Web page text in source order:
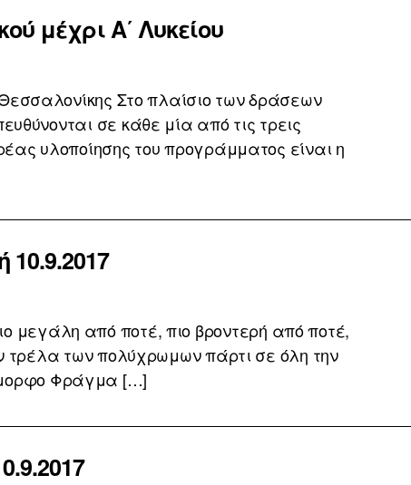
μέχρι Α΄ Λυκείου
Στο πλαίσιο των δράσεων
σε κάθε μία από τις τρεις
υλοποίησης του προγράμματος είναι η
μεγάλη από ποτέ, πιο βροντερή από ποτέ,
τρέλα των πολύχρωμων πάρτι σε όλη την
Φράγμα […]